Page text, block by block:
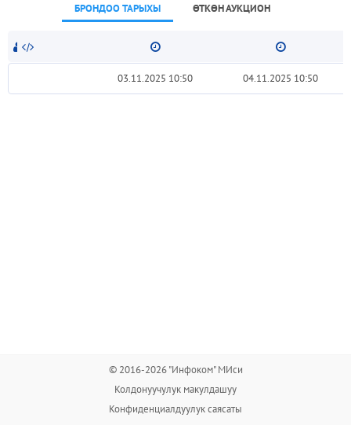
БРОНДОО ТАРЫХЫ ӨТКӨН АУКЦИОН
03.11.2025 10:50 04.11.2025 10:50
© 2016-2026 "Инфоком" МИси
Колдонуучулук макулдашуу
Конфиденциалдуулук саясаты